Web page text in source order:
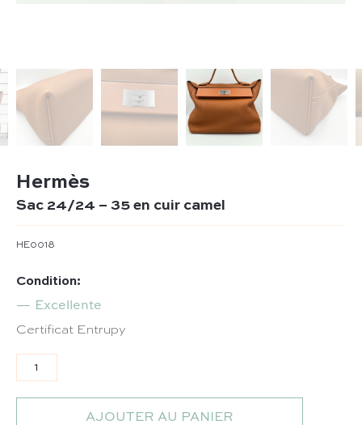
Hermès
Sac 24/24 – 35 en cuir camel
HE0018
Condition:
Excellente
Certificat Entrupy
quantité de Sac 24/24 - 35 en cuir camel
AJOUTER AU PANIER